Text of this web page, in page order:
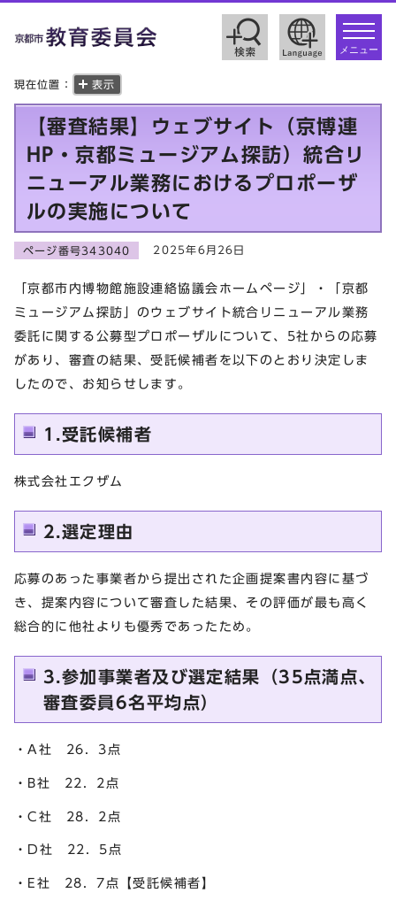
toggle
メニュー
現在位置： 表示
【審査結果】ウェブサイト（京博連
HP・京都ミュージアム探訪）統合リ
ニューアル業務におけるプロポーザ
ルの実施について
ページ番号343040 2025年6月26日
「京都市内博物館施設連絡協議会ホームページ」・「京都
ミュージアム探訪」のウェブサイト統合リニューアル業務
委託に関する公募型プロポーザルについて、5社からの応募
があり、審査の結果、受託候補者を以下のとおり決定しま
したので、お知らせします。
1.受託候補者
株式会社エクザム
2.選定理由
応募のあった事業者から提出された企画提案書内容に基づ
き、提案内容について審査した結果、その評価が最も高く
総合的に他社よりも優秀であったため。
3.参加事業者及び選定結果（35点満点、
審査委員6名平均点）
・A社 26．3点
・B社 22．2点
・C社 28．2点
・D社 22．5点
・E社 28．7点【受託候補者】